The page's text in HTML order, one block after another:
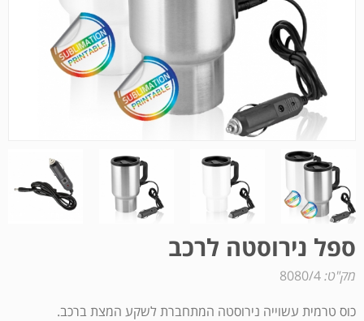
ספל נירוסטה לרכב
מק"ט: 8080/4
כוס טרמית עשוייה נירוסטה המתחברת לשקע המצת ברכב.